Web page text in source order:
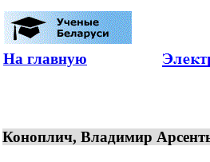
На главную
Коноплич, Владимир